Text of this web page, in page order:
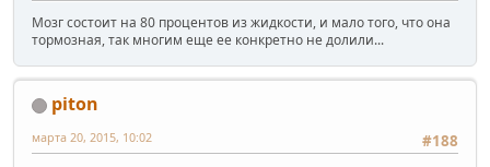
Мозг состоит на 80 процентов из жидкости, и мало того, что она
тормозная, так многим еще ее конкретно не долили...
piton
#188
марта 20, 2015, 10:02